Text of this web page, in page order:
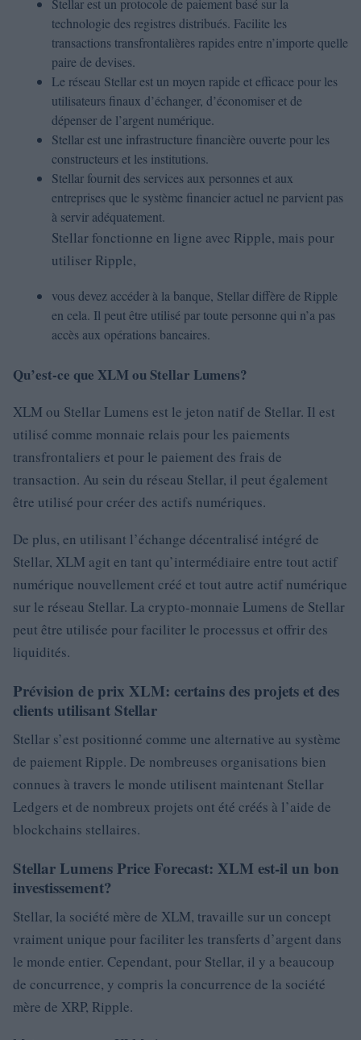
Stellar est un protocole de paiement basé sur la
technologie des registres distribués. Facilite les
transactions transfrontalières rapides entre n’importe quelle
paire de devises.
Le réseau Stellar est un moyen rapide et efficace pour les
utilisateurs finaux d’échanger, d’économiser et de
dépenser de l’argent numérique.
Stellar est une infrastructure financière ouverte pour les
constructeurs et les institutions.
Stellar fournit des services aux personnes et aux
entreprises que le système financier actuel ne parvient pas
à servir adéquatement.
Stellar fonctionne en ligne avec Ripple, mais pour
utiliser Ripple,
vous devez accéder à la banque, Stellar diffère de Ripple
en cela. Il peut être utilisé par toute personne qui n’a pas
accès aux opérations bancaires.
Qu’est-ce que XLM ou Stellar Lumens?
XLM ou Stellar Lumens est le jeton natif de Stellar. Il est
utilisé comme monnaie relais pour les paiements
transfrontaliers et pour le paiement des frais de
transaction. Au sein du réseau Stellar, il peut également
être utilisé pour créer des actifs numériques.
De plus, en utilisant l’échange décentralisé intégré de
Stellar, XLM agit en tant qu’intermédiaire entre tout actif
numérique nouvellement créé et tout autre actif numérique
sur le réseau Stellar. La crypto-monnaie Lumens de Stellar
peut être utilisée pour faciliter le processus et offrir des
liquidités.
Prévision de prix XLM: certains des projets et des
clients utilisant Stellar
Stellar s’est positionné comme une alternative au système
de paiement Ripple. De nombreuses organisations bien
connues à travers le monde utilisent maintenant Stellar
Ledgers et de nombreux projets ont été créés à l’aide de
blockchains stellaires.
Stellar Lumens Price Forecast: XLM est-il un bon
investissement?
Stellar, la société mère de XLM, travaille sur un concept
vraiment unique pour faciliter les transferts d’argent dans
le monde entier. Cependant, pour Stellar, il y a beaucoup
de concurrence, y compris la concurrence de la société
mère de XRP, Ripple.